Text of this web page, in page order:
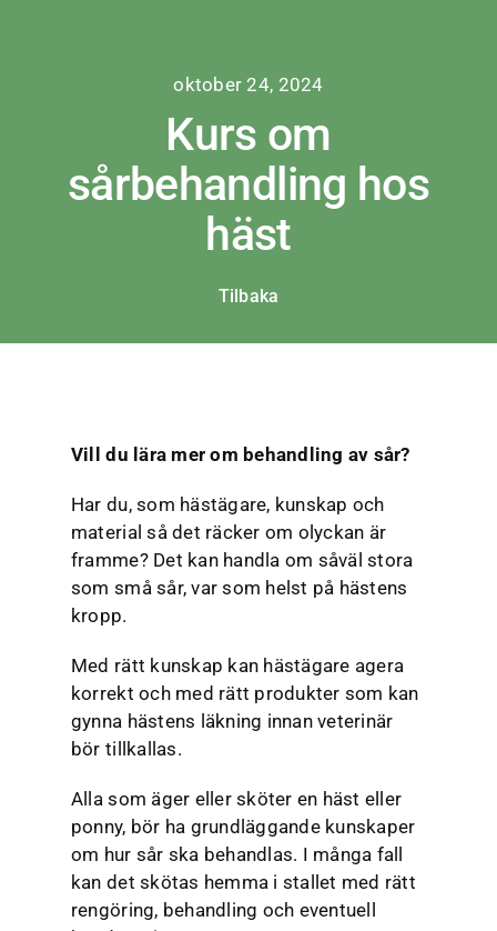
oktober 24, 2024
Kurs om
sårbehandling hos
häst
Tilbaka
Vill du lära mer om behandling av sår?
Har du, som hästägare, kunskap och
material så det räcker om olyckan är
framme? Det kan handla om såväl stora
som små sår, var som helst på hästens
kropp.
Med rätt kunskap kan hästägare agera
korrekt och med rätt produkter som kan
gynna hästens läkning innan veterinär
bör tillkallas.
Alla som äger eller sköter en häst eller
ponny, bör ha grundläggande kunskaper
om hur sår ska behandlas. I många fall
kan det skötas hemma i stallet med rätt
rengöring, behandling och eventuell